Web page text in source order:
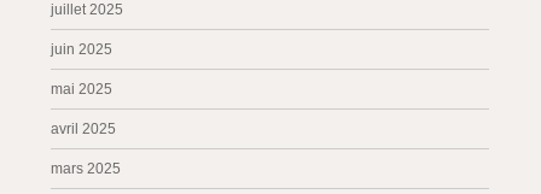
juillet 2025
juin 2025
mai 2025
avril 2025
mars 2025